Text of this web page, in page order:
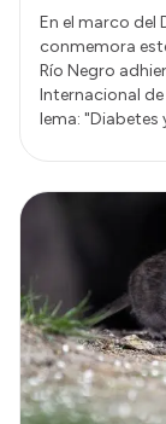
En el marco del
conmemora
Río Negro
Internacional de
lema: "Diabetes